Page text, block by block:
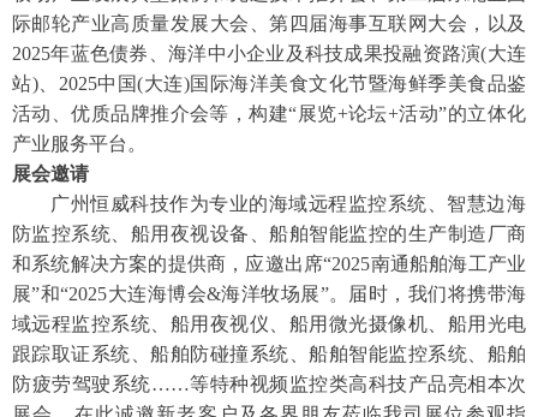
际邮轮产业高质量发展大会、第四届海事互联网大会，以及
2025年蓝色债券、海洋中小企业及科技成果投融资路演(大连
站)、2025中国(大连)国际海洋美食文化节暨海鲜季美食品鉴
活动、优质品牌推介会等，构建“展览+论坛+活动”的立体化
产业服务平台。
展会邀请
广州恒威科技作为专业的海域远程监控系统、智慧边海
防监控系统、船用夜视设备、船舶智能监控的生产制造厂商
和系统解决方案的提供商，应邀出席“2025南通船舶海工产业
展”和“2025大连海博会&海洋牧场展”。届时，我们将携带海
域远程监控系统、船用夜视仪、船用微光摄像机、船用光电
跟踪取证系统、船舶防碰撞系统、船舶智能监控系统、船舶
防疲劳驾驶系统……等特种视频监控类高科技产品亮相本次